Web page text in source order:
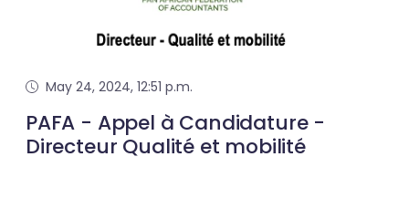
May 24, 2024, 12:51 p.m.
PAFA - Appel à Candidature -
Directeur Qualité et mobilité